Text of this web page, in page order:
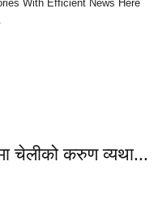
With Efficient News Here
चेलीको करुण व्यथा...